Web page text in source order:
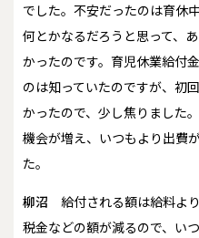
でした。不安だったのは育休
何とかなるだろうと思って、
かったのです。育児休業給付
のは知っていたのですが、初
かったので、少し焦りました
機会が増え、いつもより出費
た。
柳沼
給付される額は給料よ
税金などの額が減るので、い